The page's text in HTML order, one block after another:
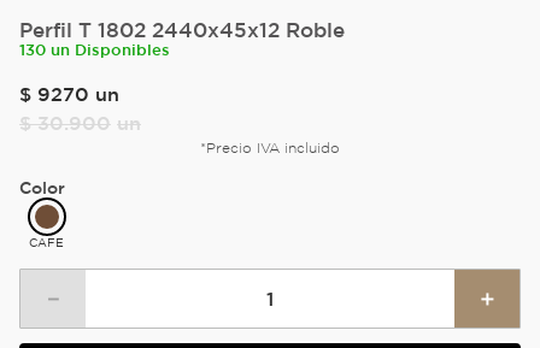
Perfil T 1802 2440x45x12 Roble
130 un Disponibles
$ 9270 un
$ 30.900 un
*Precio IVA incluido
Color
CAFE
＋
－